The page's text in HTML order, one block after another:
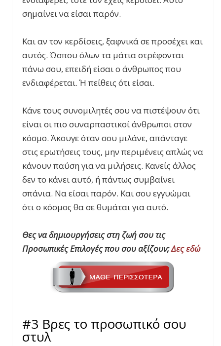
σημαίνει να είσαι παρόν.
Και αν τον κερδίσεις, ξαφνικά σε προσέχει και
αυτός. Ώσπου όλων τα μάτια στρέφονται
πάνω σου, επειδή είσαι ο άνθρωπος που
ενδιαφέρεται. Ή πείθεις ότι είσαι.
Κάνε τους συνομιλητές σου να πιστέψουν ότι
είναι οι πιο συναρπαστικοί άνθρωποι στον
κόσμο. Άκουγε όταν σου μιλάνε, απάνταγε
στις ερωτήσεις τους, μην περιμένεις απλώς να
κάνουν παύση για να μιλήσεις. Κανείς άλλος
δεν το κάνει αυτό, ή πάντως συμβαίνει
σπάνια. Να είσαι παρόν. Και σου εγγυώμαι
ότι ο κόσμος θα σε θυμάται για αυτό.
Θες να δημιουργήσεις στη ζωή σου τις
Προσωπικές Επιλογές που σου αξίζουν;Δες εδώ
#3 Βρες το προσωπικό σου
στυλ